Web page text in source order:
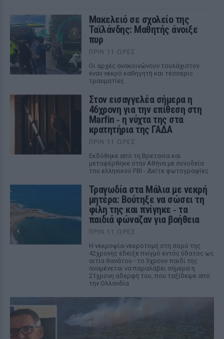
Μακελειό σε σχολείο της
Ταϊλάνδης: Μαθητής άνοιξε
πυρ
ΠΡΙΝ 11 ΏΡΕΣ
Οι αρχές ανακοινώνουν τουλάχιστον
έναν νεκρό καθηγητή και τέσσερις
τραυματίες
Στον εισαγγελέα σήμερα η
46χρονη για την επίθεση στη
Marfin ‑ η νύχτα της στα
κρατητήρια της ΓΑΔΑ
ΠΡΙΝ 11 ΏΡΕΣ
Εκδόθηκε από τη Βρετανία και
μεταφέρθηκε στην Αθήνα με συνοδεία
του ελληνικού FBI - Δείτε φωτογραφίες
Τραγωδία στα Μάλια με νεκρή
μητέρα: Βούτηξε να σώσει τη
φίλη της και πνίγηκε ‑ τα
παιδιά φώναζαν για βοήθεια
ΠΡΙΝ 11 ΏΡΕΣ
Η νεκροψία-νεκροτομή στη σορό της
42χρονης έδειξε πνιγμό εντός ύδατος ως
αιτία θανάτου - το 3χρονο παιδί της
αναμένεται να παραλάβει σήμερα η
21χρονη αδερφή του, που ταξίδεψε από
την Ολλανδία